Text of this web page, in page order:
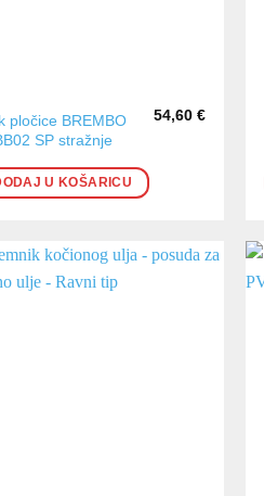
pločice BREMBO
SP stražnje
54,60 €
U KOŠARICU